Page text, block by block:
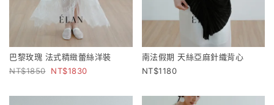
巴黎玫瑰 法式精緻蕾絲洋裝
1850
1830
南法假期 天絲亞麻針織背心
1180